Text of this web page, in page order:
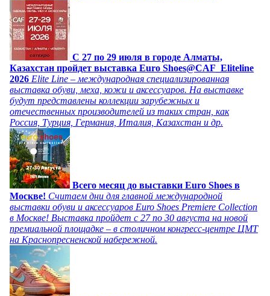
C 27 по 29 июля в городе Алматы,
Казахстан пройдет выставка Euro Shoes@CAF_Eliteline
2026 Elite Line – международная специализированная
выставка обуви, меха, кожи и аксессуаров. На выставке
будут представлены коллекции зарубежных и
отечественных производителей из таких стран, как
Россия, Турция, Германия, Италия, Казахстан и др.
Всего месяц до выставки Euro Shoes в
Москве! Считаем дни для главной международной
выставки обуви и аксессуаров Euro Shoes Premiere Collection
в Москве! Выставка пройдет с 27 по 30 августа на новой
премиальной площадке – в столичном конгресс-центре ЦМТ
на Краснопресненской набережной.